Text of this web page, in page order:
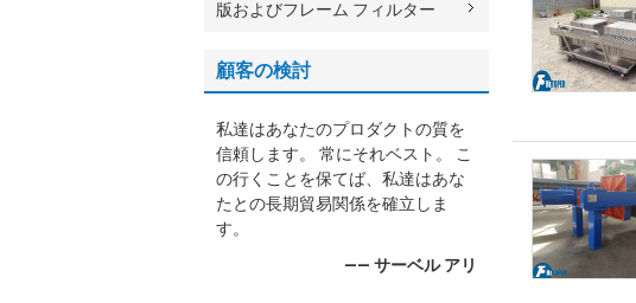
版およびフレーム フィルター
顧客の検討
私達はあなたのプロダクトの質を
信頼します。 常にそれベスト。 こ
の行くことを保てば、私達はあな
たとの長期貿易関係を確立しま
す。
—— サーベル アリ